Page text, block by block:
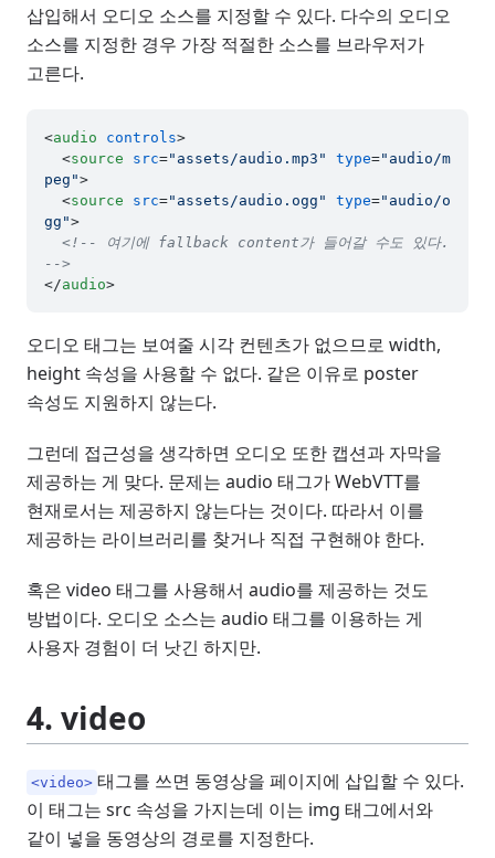
삽입해서 오디오 소스를 지정할 수 있다. 다수의 오디오
소스를 지정한 경우 가장 적절한 소스를 브라우저가
고른다.
<audio controls>
<source src="assets/audio.mp3" type="audio/m
peg">
<source src="assets/audio.ogg" type="audio/o
gg">
<!-- 여기에 fallback content가 들어갈 수도 있다.
-->
</audio>
오디오 태그는 보여줄 시각 컨텐츠가 없으므로 width,
height 속성을 사용할 수 없다. 같은 이유로 poster
속성도 지원하지 않는다.
그런데 접근성을 생각하면 오디오 또한 캡션과 자막을
제공하는 게 맞다. 문제는 audio 태그가 WebVTT를
현재로서는 제공하지 않는다는 것이다. 따라서 이를
제공하는 라이브러리를 찾거나 직접 구현해야 한다.
혹은 video 태그를 사용해서 audio를 제공하는 것도
방법이다. 오디오 소스는 audio 태그를 이용하는 게
사용자 경험이 더 낫긴 하지만.
4. video
<video> 태그를 쓰면 동영상을 페이지에 삽입할 수 있다.
이 태그는 src 속성을 가지는데 이는 img 태그에서와
같이 넣을 동영상의 경로를 지정한다.